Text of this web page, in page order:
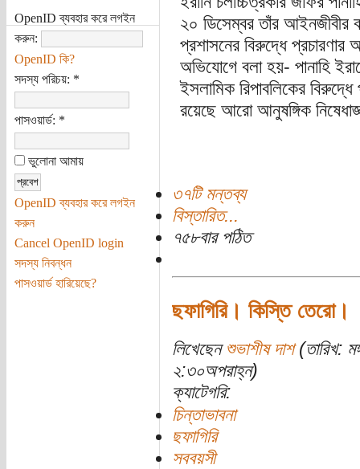
OpenID ব্যবহার করে লগইন
করুন:
OpenID কি?
সদস্য পরিচয়: *
পাসওয়ার্ড: *
ভুলোনা আমায়
OpenID ব্যবহার করে লগইন
করুন
Cancel OpenID login
সদস্য নিবন্ধন
পাসওয়ার্ড হারিয়েছে?
২০ ডিসেম্বর তাঁর আইনজীবীর
প্রশাসনের বিরুদ্ধে
অভিযোগে বলা হয়- পানাহি
ইসলামিক রিপাবলিকের
রয়েছে আরো আনুষঙ্গিক
৩৭টি মন্তব্য
বিস্তারিত...
৭৫৮বার পঠিত
ছফাগিরি। কিস্তি তেরো।
লিখেছেন শুভাশীষ দাশ(তারিখ:
২:৩০অপরাহ্ন)
ক্যাটেগরি:
চিন্তাভাবনা
ছফাগিরি
সববয়সী